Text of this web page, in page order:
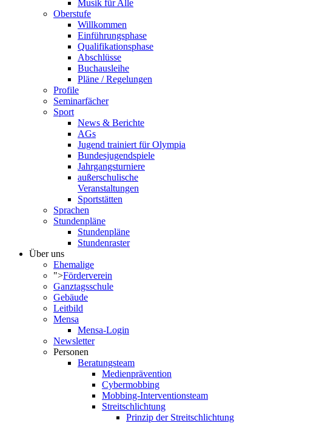
Musik für Alle
Oberstufe
Willkommen
Einführungsphase
Qualifikationsphase
Abschlüsse
Buchausleihe
Pläne / Regelungen
Profile
Seminarfächer
Sport
News & Berichte
AGs
Jugend trainiert für Olympia
Bundesjugendspiele
Jahrgangsturniere
außerschulische
Veranstaltungen
Sportstätten
Sprachen
Stundenpläne
Stundenpläne
Stundenraster
Über uns
Ehemalige
">Förderverein
Ganztagsschule
Gebäude
Leitbild
Mensa
Mensa-Login
Newsletter
Personen
Beratungsteam
Medienprävention
Cybermobbing
Mobbing-Interventionsteam
Streitschlichtung
Prinzip der Streitschlichtung